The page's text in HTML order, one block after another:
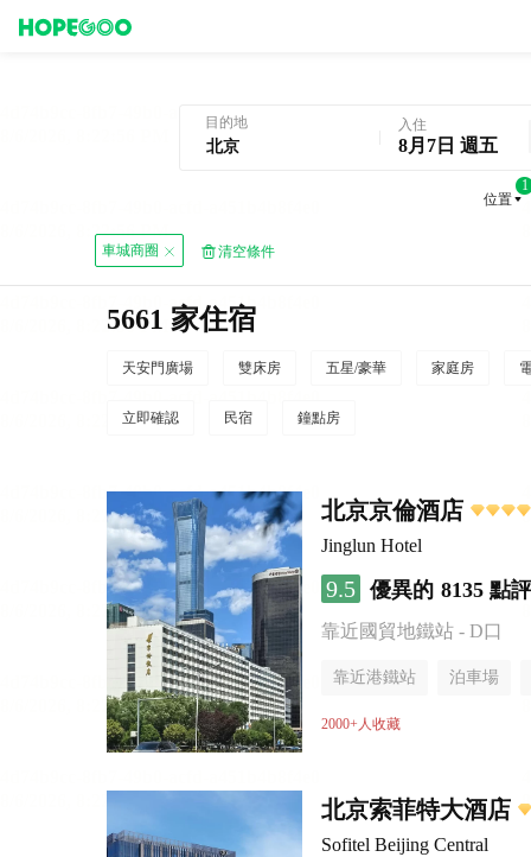
目的地 入住
8月7日 週五
位置
1
車城商圈 清空條件
5661 家住宿
天安門廣場 雙床房 五星/豪華 家庭房
立即確認 民宿 鐘點房
北京京倫酒店
Jinglun Hotel
9.5 優異的 8135 點評
靠近國貿地鐵站 - D口
靠近港鐵站 泊車場
無煙樓層
2000+人收藏
北京索菲特大酒店
Sofitel Beijing Central